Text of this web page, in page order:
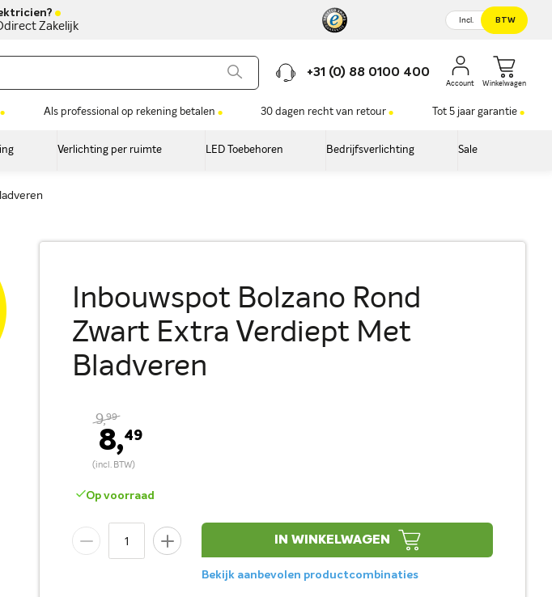
Zakelijk Incl. BTW
+31 (0) 88 0100 400
Winkelwagen
Als professional op rekening betalen 30 dagen recht van retour Tot 5 jaar garantie
Verlichting per ruimte LED Toebehoren Bedrijfsverlichting Sale
Inbouwspot Bolzano Rond
Zwart Extra Verdiept Met
Bladveren
8,49
9,99
Op voorraad
IN WINKELWAGEN
Bekijk aanbevolen productcombinaties